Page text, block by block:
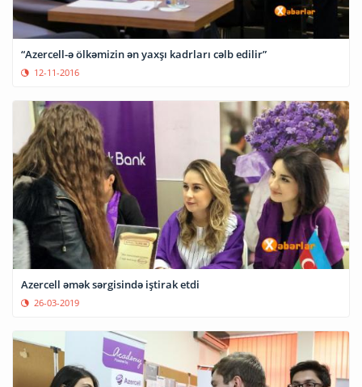
“Azercell-ə ölkəmizin ən yaxşı kadrları cəlb edilir”
12-11-2016
Azercell əmək sərgisində iştirak etdi
26-03-2019